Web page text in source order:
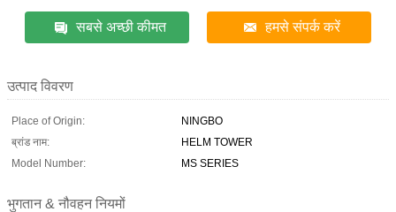
सबसे अच्छी कीमत हमसे संपर्क करें
उत्पाद विवरण
Place of Origin:
NINGBO
ब्रांड नाम:
HELM TOWER
Model Number:
MS SERIES
भुगतान & नौवहन नियमों